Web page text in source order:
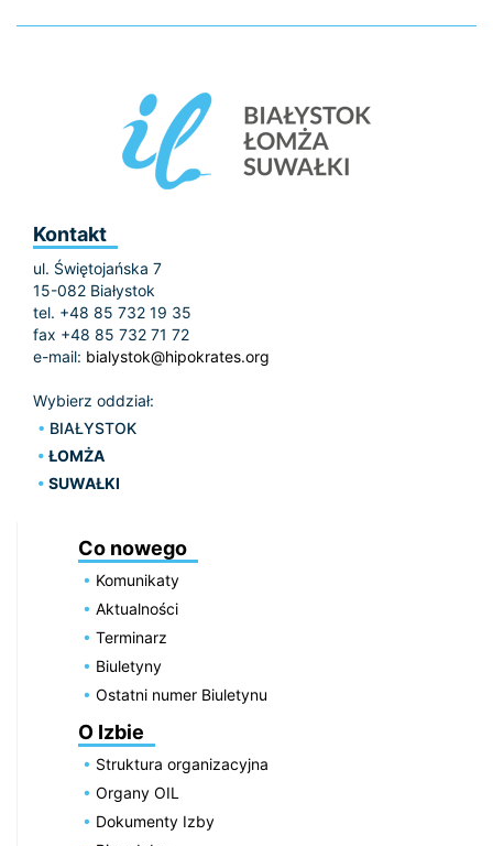
Kontakt
ul. Świętojańska 7
15-082 Białystok
tel. +48 85 732 19 35
fax +48 85 732 71 72
e-mail: bialystok@hipokrates.org
Wybierz oddział:
BIAŁYSTOK
ŁOMŻA
SUWAŁKI
Co nowego
Komunikaty
Aktualności
Terminarz
Biuletyny
Ostatni numer Biuletynu
O Izbie
Struktura organizacyjna
Organy OIL
Dokumenty Izby